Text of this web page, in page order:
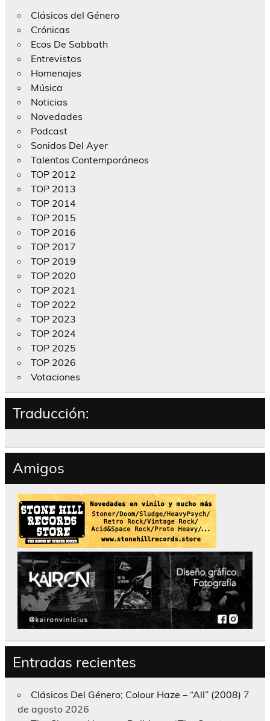
Clásicos del Género
Crónicas
Ecos De Sabbath
Entrevistas
Homenajes
Música
Noticias
Novedades
Podcast
Sonidos Del Ayer
Talentos Contemporáneos
TOP 2012
TOP 2013
TOP 2014
TOP 2015
TOP 2016
TOP 2017
TOP 2019
TOP 2020
TOP 2021
TOP 2022
TOP 2023
TOP 2024
TOP 2025
TOP 2026
Votaciones
Traducción:
Amigos
Entradas recientes
Clásicos Del Género; Colour Haze – “All” (2008) 7
de agosto 2026